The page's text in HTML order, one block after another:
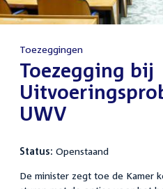
Toezeggingen
:Toezegging bij
UWV
Status: Openstaand
De minister zegt toe de Kamer